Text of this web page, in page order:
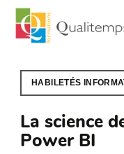
HABILETÉS
La science
Power BI